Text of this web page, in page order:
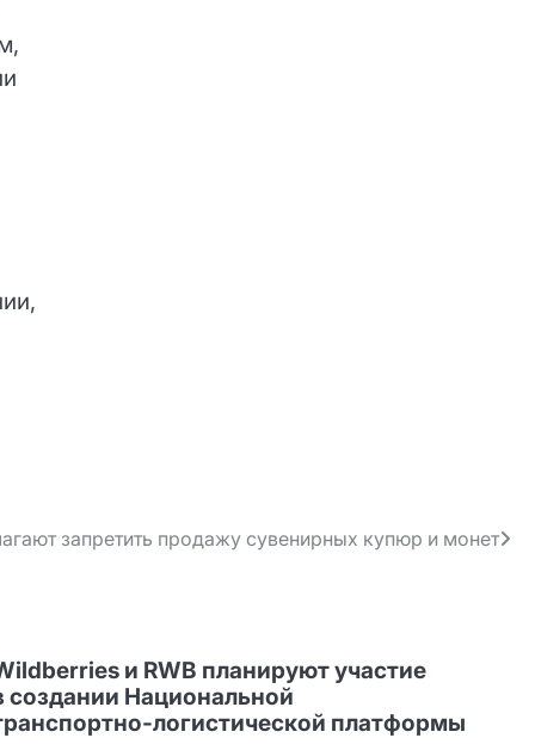
запретить продажу сувенирных купюр и монет
и RWB планируют участие
создании Национальной
платформы